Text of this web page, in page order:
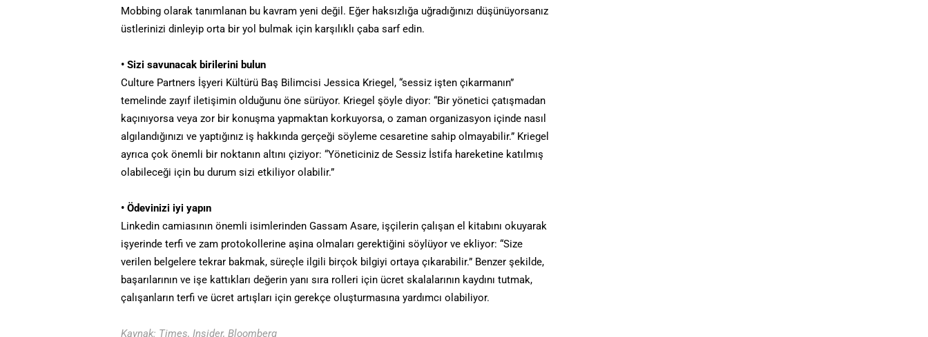
Mobbing olarak tanımlanan bu kavram yeni değil. Eğer haksızlığa uğradığınızı düşünüyorsanız
üstlerinizi dinleyip orta bir yol bulmak için karşılıklı çaba sarf edin.
• Sizi savunacak birilerini bulun
Culture Partners İşyeri Kültürü Baş Bilimcisi Jessica Kriegel, “sessiz işten çıkarmanın”
temelinde zayıf iletişimin olduğunu öne sürüyor. Kriegel şöyle diyor: “Bir yönetici çatışmadan
kaçınıyorsa veya zor bir konuşma yapmaktan korkuyorsa, o zaman organizasyon içinde nasıl
algılandığınızı ve yaptığınız iş hakkında gerçeği söyleme cesaretine sahip olmayabilir.” Kriegel
ayrıca çok önemli bir noktanın altını çiziyor: “Yöneticiniz de Sessiz İstifa hareketine katılmış
olabileceği için bu durum sizi etkiliyor olabilir.”
• Ödevinizi iyi yapın
Linkedin camiasının önemli isimlerinden Gassam Asare, işçilerin çalışan el kitabını okuyarak
işyerinde terfi ve zam protokollerine aşina olmaları gerektiğini söylüyor ve ekliyor: “Size
verilen belgelere tekrar bakmak, süreçle ilgili birçok bilgiyi ortaya çıkarabilir.” Benzer şekilde,
başarılarının ve işe kattıkları değerin yanı sıra rolleri için ücret skalalarının kaydını tutmak,
çalışanların terfi ve ücret artışları için gerekçe oluşturmasına yardımcı olabiliyor.
Kaynak: Times, Insider, Bloomberg